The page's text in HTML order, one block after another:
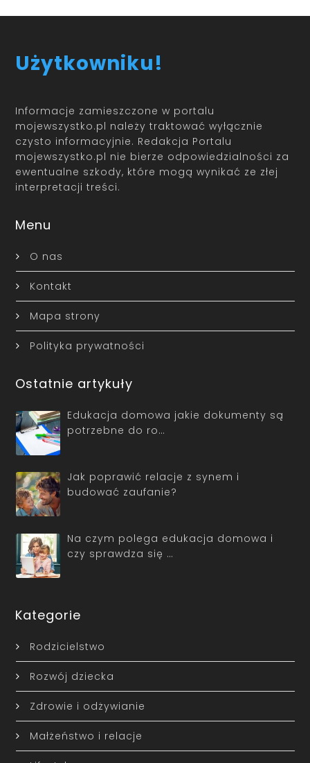
Użytkowniku!
Informacje zamieszczone w portalu
mojewszystko.pl należy traktować wyłącznie
czysto informacyjnie. Redakcja Portalu
mojewszystko.pl nie bierze odpowiedzialności za
ewentualne szkody, które mogą wynikać ze złej
interpretacji treści.
Menu
O nas
Kontakt
Mapa strony
Polityka prywatności
Ostatnie artykuły
Edukacja domowa jakie dokumenty są
potrzebne do ro…
Jak poprawić relacje z synem i
budować zaufanie?
Na czym polega edukacja domowa i
czy sprawdza się …
Kategorie
Rodzicielstwo
Rozwój dziecka
Zdrowie i odżywianie
Małżeństwo i relacje